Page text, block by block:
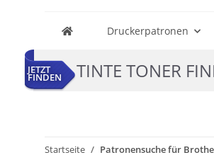
Druckerpatronen
JETZT
FINDEN TINTE TONER
Startseite Patronensuche für